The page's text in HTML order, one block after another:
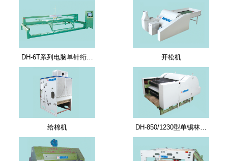
DH-6T系列电脑单针绗… 开松机
给棉机 DH-850/1230型单锡林…